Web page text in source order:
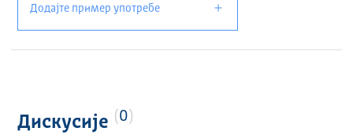
Додајте пример употребе
Дискусије 0